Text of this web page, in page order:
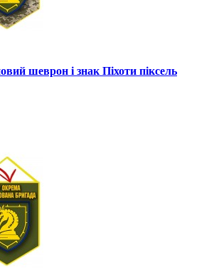
шеврон і знак Піхоти піксель